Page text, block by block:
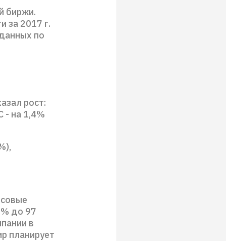
биржи.
за 2017 г.
по
рост:
- на 1,4%
до 97
в
планирует